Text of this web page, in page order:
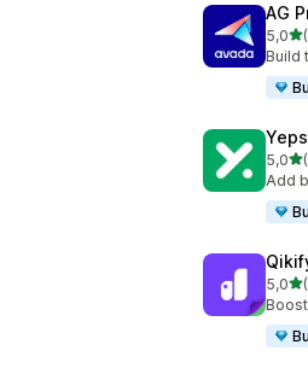
AG
5,0/
2989
Build
5,0/
183
Add
5,0/
567